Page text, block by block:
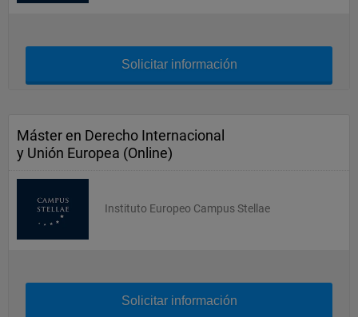
Solicitar información
Máster en Derecho Internacional
y Unión Europea (Online)
Instituto Europeo Campus Stellae
Solicitar información